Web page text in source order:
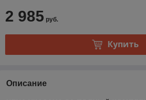
2 985 руб.
Купить
Описание